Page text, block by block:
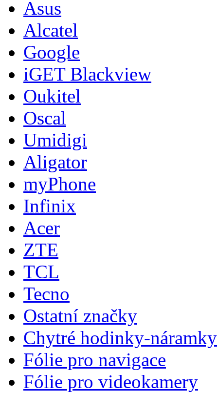
Asus
Alcatel
Google
iGET Blackview
Oukitel
Oscal
Umidigi
Aligator
myPhone
Infinix
Acer
ZTE
TCL
Tecno
Ostatní značky
Chytré hodinky-náramky
Fólie pro navigace
Fólie pro videokamery